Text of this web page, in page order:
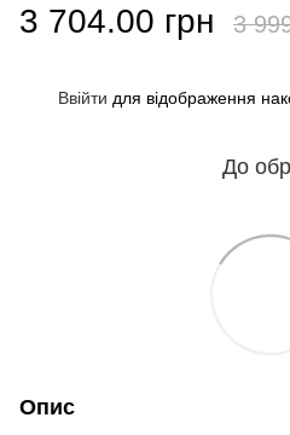
3 704.00 грн 3
Ввійти для відображення
До
Опис